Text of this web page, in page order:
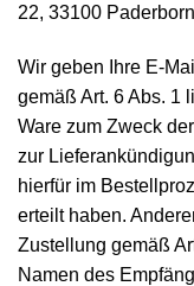
22, 33100
Wir geben Ihre E-
gemäß Art. 6 Abs. 1
Ware zum Zweck
zur
hierfür im
erteilt haben.
Zustellung gemäß
Namen des